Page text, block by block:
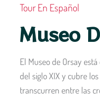
Tour En Español
Museo
El Museo de Orsay
del siglo XIX y cubre
transcurren entre las